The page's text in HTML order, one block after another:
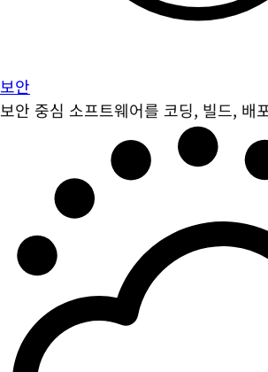
보안
보안 중심 소프트웨어를 코딩, 빌드, 배